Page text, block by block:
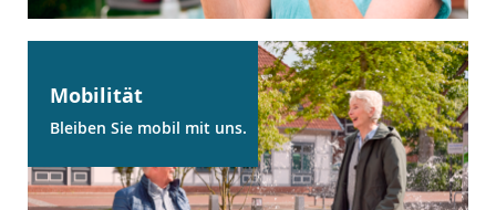
Mobilität
Bleiben Sie mobil mit uns.